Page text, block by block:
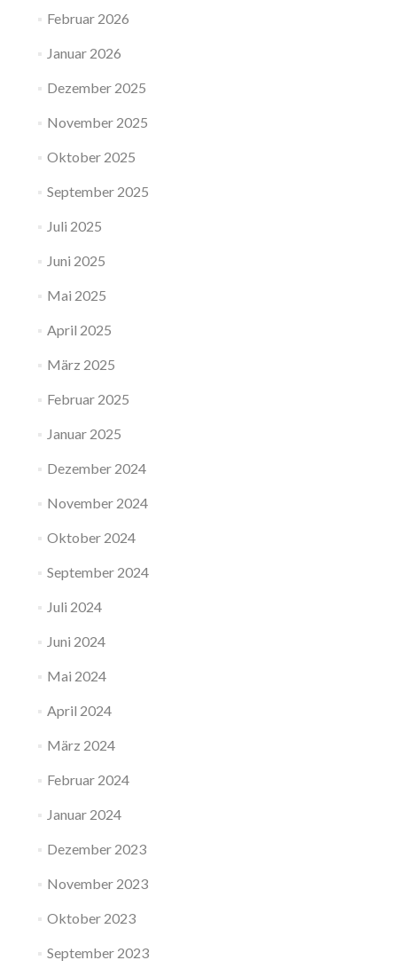
Februar 2026
Januar 2026
Dezember 2025
November 2025
Oktober 2025
September 2025
Juli 2025
Juni 2025
Mai 2025
April 2025
März 2025
Februar 2025
Januar 2025
Dezember 2024
November 2024
Oktober 2024
September 2024
Juli 2024
Juni 2024
Mai 2024
April 2024
März 2024
Februar 2024
Januar 2024
Dezember 2023
November 2023
Oktober 2023
September 2023